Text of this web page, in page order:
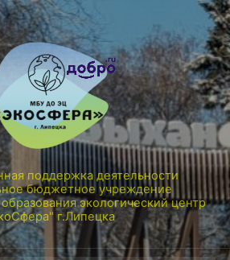
поддержка деятельности
бюджетное учреждение
экологический центр
г.Липецка